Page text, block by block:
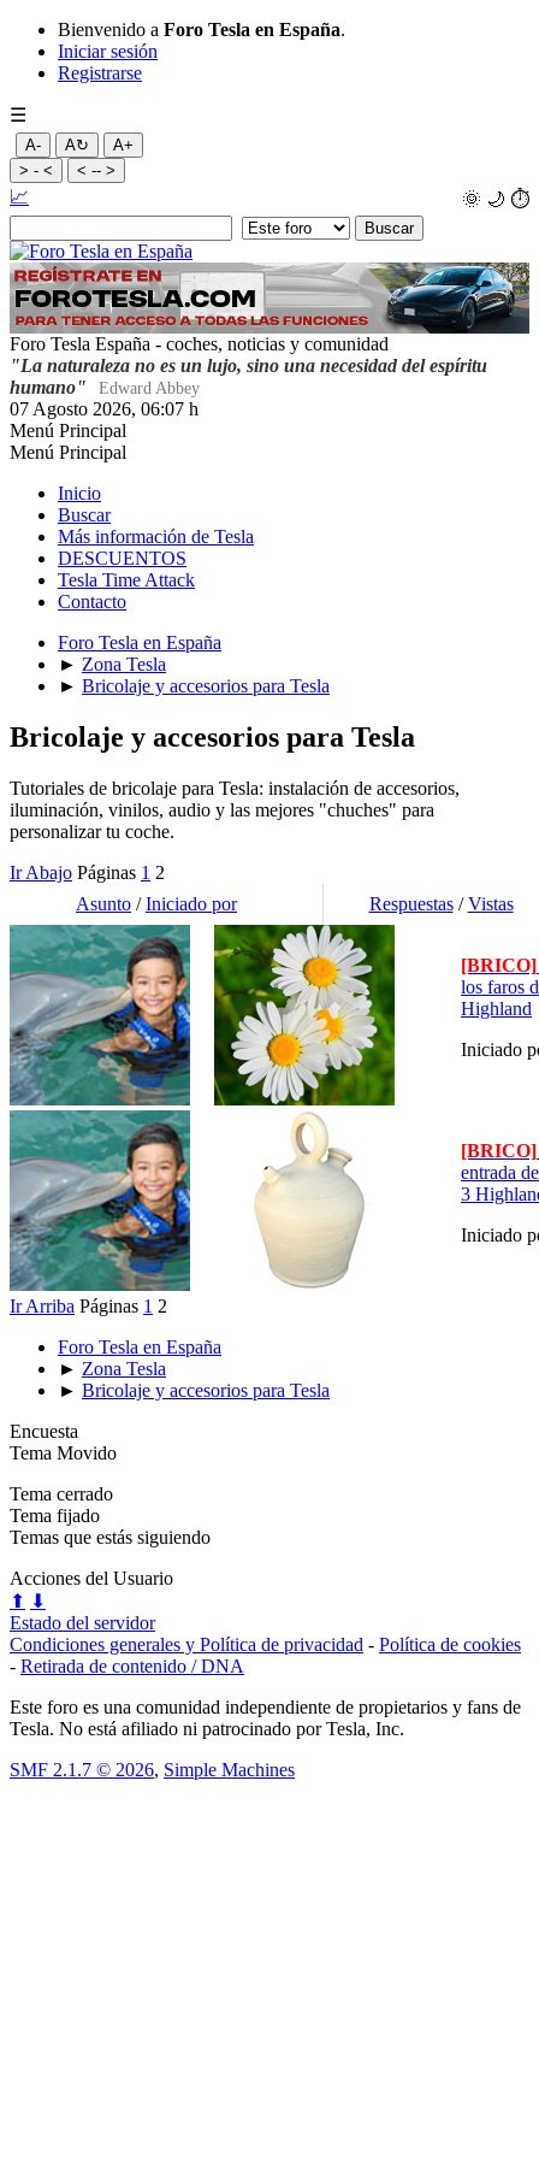
Bienvenido a Foro Tesla en España.
Iniciar sesión
Registrarse
☰
A- A↻
A+
> - <
< -- >
🌞 🌙 ⏱️
📈
Foro Tesla España - coches, noticias y comunidad
"La naturaleza no es un lujo, sino una necesidad del espíritu
humano"
Edward Abbey
07 Agosto 2026, 06:07 h
Menú Principal
Menú Principal
Inicio
Buscar
Más información de Tesla
DESCUENTOS
Tesla Time Attack
Contacto
Foro Tesla en España
► Zona Tesla
► Bricolaje y accesorios para Tesla
Bricolaje y accesorios para Tesla
Tutoriales de bricolaje para Tesla: instalación de accesorios,
iluminación, vinilos, audio y las mejores "chuches" para
personalizar tu coche.
Ir Abajo Páginas 1 2
Asunto /Iniciado por Respuestas/Vistas
[BRICO]
los faros
Highland
Iniciado
[BRICO]
entrada
3
Iniciado
Ir Arriba Páginas 1 2
Foro Tesla en España
► Zona Tesla
► Bricolaje y accesorios para Tesla
Encuesta
Tema Movido
Tema cerrado
Tema fijado
Temas que estás siguiendo
Acciones del Usuario
⬆ ⬇
Estado del servidor
Condiciones generales y Política de privacidad - Política de cookies
- Retirada de contenido / DNA
Este foro es una comunidad independiente de propietarios y fans de
Tesla. No está afiliado ni patrocinado por Tesla, Inc.
SMF 2.1.7 © 2026, Simple Machines